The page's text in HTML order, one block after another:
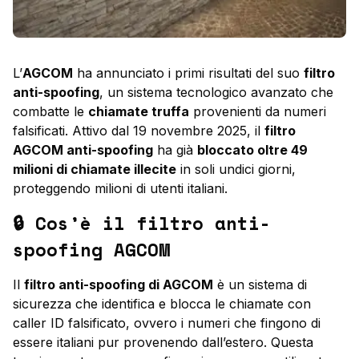
L’AGCOM ha annunciato i primi risultati del suo filtro
anti-spoofing, un sistema tecnologico avanzato che
combatte le chiamate truffa provenienti da numeri
falsificati. Attivo dal 19 novembre 2025, il filtro
AGCOM anti-spoofing ha già bloccato oltre 49
milioni di chiamate illecite in soli undici giorni,
proteggendo milioni di utenti italiani.
🔒 Cos’è il filtro anti-
spoofing AGCOM
Il filtro anti-spoofing di AGCOM è un sistema di
sicurezza che identifica e blocca le chiamate con
caller ID falsificato, ovvero i numeri che fingono di
essere italiani pur provenendo dall’estero. Questa